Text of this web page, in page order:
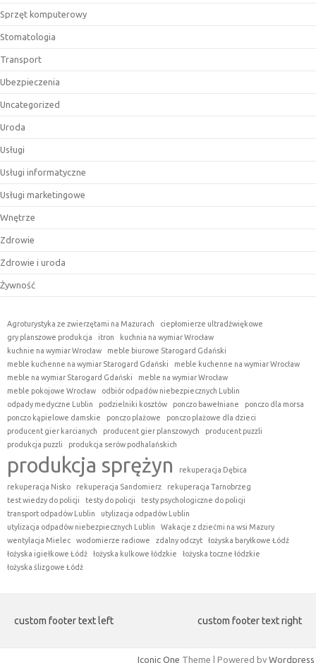
Sprzęt komputerowy
Stomatologia
Transport
Ubezpieczenia
Uncategorized
Uroda
Usługi
Usługi informatyczne
Usługi marketingowe
Wnętrze
Zdrowie
Zdrowie i uroda
Żywność
Agroturystyka ze zwierzętami na Mazurach
ciepłomierze ultradźwiękowe
gry planszowe produkcja
itron
kuchnia na wymiar Wrocław
kuchnie na wymiar Wrocław
meble biurowe Starogard Gdański
meble kuchenne na wymiar Starogard Gdański
meble kuchenne na wymiar Wrocław
meble na wymiar Starogard Gdański
meble na wymiar Wrocław
meble pokojowe Wrocław
odbiór odpadów niebezpiecznych Lublin
odpady medyczne Lublin
podzielniki kosztów ponczo bawełniane
ponczo dla morsa
ponczo kąpielowe damskie
ponczo plażowe
ponczo plażowe dla dzieci
producent gier karcianych
producent gier planszowych
producent puzzli
produkcja puzzli
produkcja serów podhalańskich
produkcja sprężyn
rekuperacja Dębica
rekuperacja Nisko
rekuperacja Sandomierz
rekuperacja Tarnobrzeg
test wiedzy do policji
testy do policji
testy psychologiczne do policji
transport odpadów Lublin
utylizacja odpadów Lublin
utylizacja odpadów niebezpiecznych Lublin
Wakacje z dziećmi na wsi Mazury
wentylacja Mielec
wodomierze radiowe zdalny odczyt
łożyska baryłkowe Łódź
łożyska igiełkowe Łódź
łożyska kulkowe łódzkie
łożyska toczne łódzkie
łożyska ślizgowe Łódź
custom footer text left custom footer text right
Iconic One Theme | Powered by Wordpress